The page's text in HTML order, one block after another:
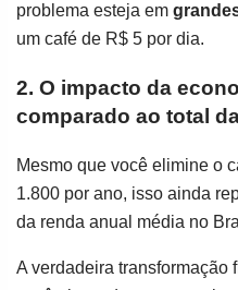
problema esteja em
um café de R$ 5 por dia.
2. O impacto da
comparado ao total
Mesmo que você elimine o
1.800 por ano, isso ainda
da renda anual média no
A verdadeira transformação